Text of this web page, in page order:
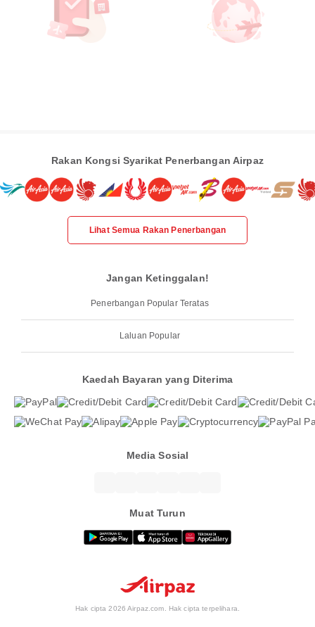
Rakan Kongsi Syarikat Penerbangan Airpaz
Lihat Semua Rakan Penerbangan
Jangan Ketinggalan!
Penerbangan Popular Teratas
Laluan Popular
Kaedah Bayaran yang Diterima
Media Sosial
Muat Turun
Hak cipta 2026 Airpaz.com. Hak cipta terpelihara.